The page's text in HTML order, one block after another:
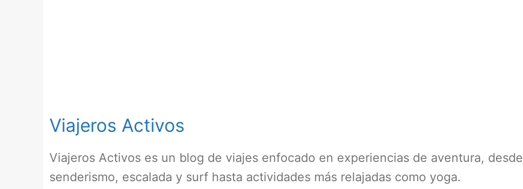
Viajeros Activos
Viajeros Activos es un blog de viajes enfocado en experiencias de aventura, desde
senderismo, escalada y surf hasta actividades más relajadas como yoga.